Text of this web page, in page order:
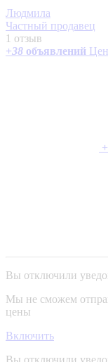
Людмила
Частный продавец
1 отзыв
+38 объявлений
+
Вы отключили
Мы не сможем
цены
Включить
Вы отключили